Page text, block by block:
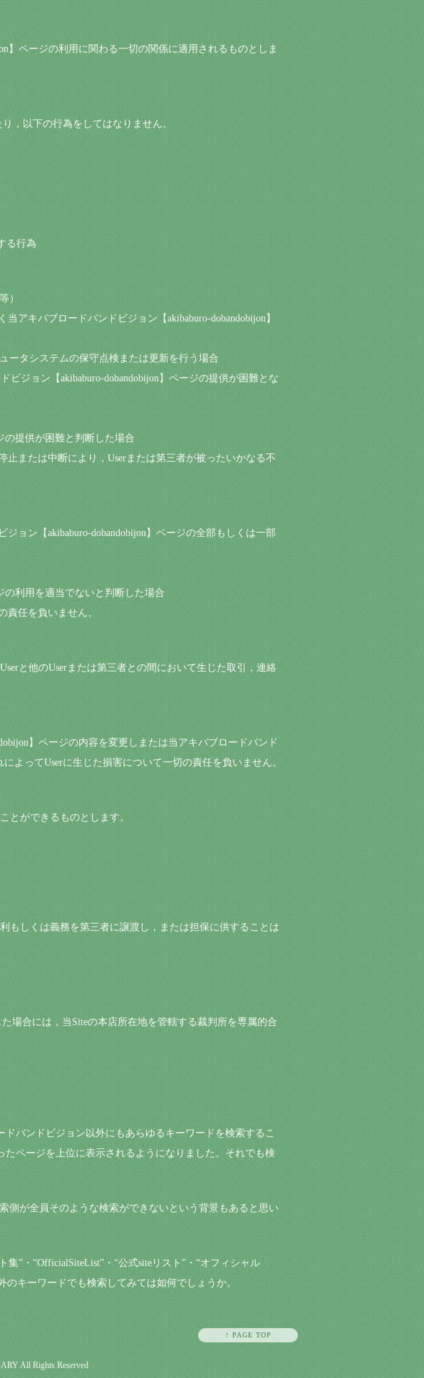
】ページの利用に関わる一切の関係に適用されるものとしま
，以下の行為をしてはなりません。
る行為
）
アキバブロードバンドビジョン【akibaburo-dobandobijon】
ータシステムの保守点検または更新を行う場合
ジョン【akibaburo-dobandobijon】ページの提供が困難とな
の提供が困難と判断した場合
止または中断により，Userまたは第三者が被ったいかなる不
ョン【akibaburo-dobandobijon】ページの全部もしくは一部
の利用を適当でないと判断した場合
責任を負いません。
と他のUserまたは第三者との間において生じた取引，連絡
】ページの内容を変更しまたは当アキバブロードバンド
よってUserに生じた損害について一切の責任を負いません。
とができるものとします。
もしくは義務を第三者に譲渡し，または担保に供することは
場合には，当Siteの本店所在地を管轄する裁判所を専属的合
バンドビジョン以外にもあらゆるキーワードを検索するこ
ページを上位に表示されるようになりました。それでも検
側が全員そのような検索ができないという背景もあると思い
”・“OfficialSiteList”・“公式siteリスト”・“オフィシャル
キーワードでも検索してみては如何でしょうか。
↑ PAGE TOP
All Rights Reserved